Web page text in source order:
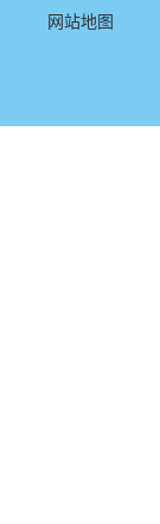
网站地图